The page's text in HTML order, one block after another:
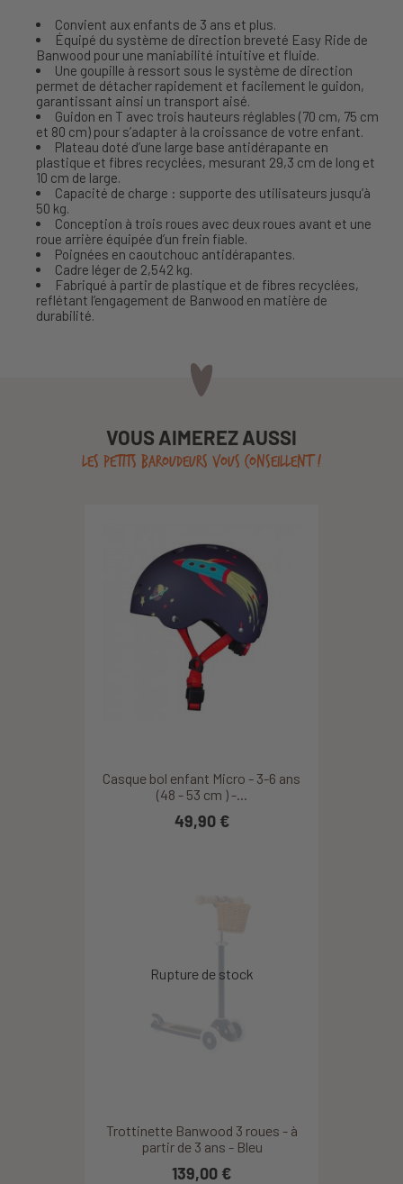
Convient aux enfants de 3 ans et plus.
Équipé du système de direction breveté Easy Ride de
Banwood pour une maniabilité intuitive et fluide.
Une goupille à ressort sous le système de direction
permet de détacher rapidement et facilement le guidon,
garantissant ainsi un transport aisé.
Guidon en T avec trois hauteurs réglables (70 cm, 75 cm
et 80 cm) pour s’adapter à la croissance de votre enfant.
Plateau doté d’une large base antidérapante en
plastique et fibres recyclées, mesurant 29,3 cm de long et
10 cm de large.
Capacité de charge : supporte des utilisateurs jusqu’à
50 kg.
Conception à trois roues avec deux roues avant et une
roue arrière équipée d’un frein fiable.
Poignées en caoutchouc antidérapantes.
Cadre léger de 2,542 kg.
Fabriqué à partir de plastique et de fibres recyclées,
reflétant l’engagement de Banwood en matière de
durabilité.
VOUS AIMEREZ AUSSI
LES PETITS BAROUDEURS VOUS CONSEILLENT !
Casque bol enfant Micro - 3-6 ans
(48 - 53 cm ) -...
49,90 €
Trottinette Banwood 3 roues - à
partir de 3 ans - Bleu
139,00 €